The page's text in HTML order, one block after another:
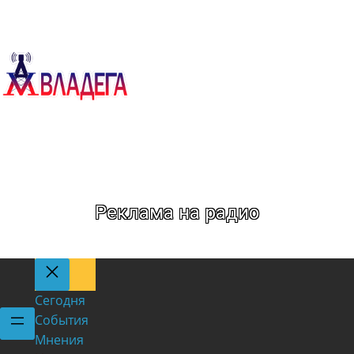
Реклама на радио
Сегодня
События
Мнения